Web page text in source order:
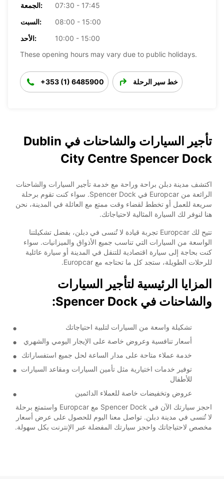
الجمعة:
07:30 - 17:45
السبت:
08:00 - 15:00
الأحد:
10:00 - 15:00
These opening hours may vary due to public holidays.
+353 (1) 6485900 خط سير الرحلة
تأجير السيارات والشاحنات في Dublin
City Centre Spencer Dock
اكتشف مدينة دبلن براحة وراحة مع خدمة تأجير السيارات والشاحنات
الرائعة من Europcar في Spencer Dock. سواء كنت تقوم برحلة
سريعة للعمل أو تخطط لقضاء وقت ممتع مع العائلة في المدينة، نحن
هنا لنوفر لك السيارة المثالية لاحتياجاتك.
تتيح لك Europcar تجربة قيادة لا تُنسى في دبلن، بفضل تشكيلتنا
الواسعة من السيارات التي تناسب جميع الأذواق والميزانيات. سواء
كنت بحاجة إلى سيارة اقتصادية للتنقل في المدينة أو سيارة عائلية
للرحلات الطويلة، ستجد كل ما تحتاجه مع Europcar.
المزايا الرئيسية لتأجير السيارات
والشاحنات في Spencer Dock:
تشكيلة واسعة من السيارات لتلبية احتياجاتك
أسعار تنافسية وعروض خاصة على الإيجار اليومي والشهري
خدمة عملاء متاحة على مدار الساعة لحل جميع استفساراتك
توفير خدمات اختيارية مثل تأمين السيارات ومقاعد السيارات
للأطفال
عروض وتخفيضات خاصة للعملاء الدائمين
احجز سيارتك الآن في Spencer Dock مع Europcar واستمتع برحلة
لا تُنسى في مدينة دبلن. تواصل معنا اليوم للحصول على عرض أسعار
مخصص لاحتياجاتك واحجز سيارتك المفضلة عبر الإنترنت بكل سهولة.